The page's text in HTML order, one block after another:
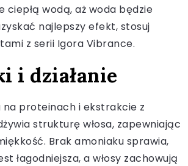
ciepłą wodą, aż woda będzie
najlepszy efekt, stosuj
z serii Igora Vibrance.
i działanie
na proteinach i ekstrakcie z
strukturę włosa, zapewniając
Brak amoniaku sprawia,
łagodniejsza, a włosy zachowują